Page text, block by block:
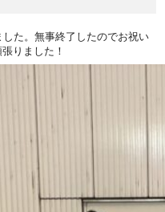
た。無事終了したのでお祝い
りました！